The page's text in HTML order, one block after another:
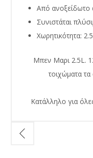
Από ανοξείδωτο
Συνιστάται
Χωρητικότητα:
Μπεν Μαρι 2.5L.
τοιχώματα
Κατάλληλο για όλες